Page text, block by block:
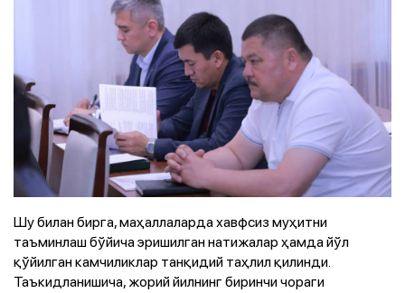
Шу билан бирга, маҳаллаларда хавфсиз муҳитни
таъминлаш бўйича эришилган натижалар ҳамда йўл
қўйилган камчиликлар танқидий таҳлил қилинди.
Таъкидланишича, жорий йилнинг биринчи чораги